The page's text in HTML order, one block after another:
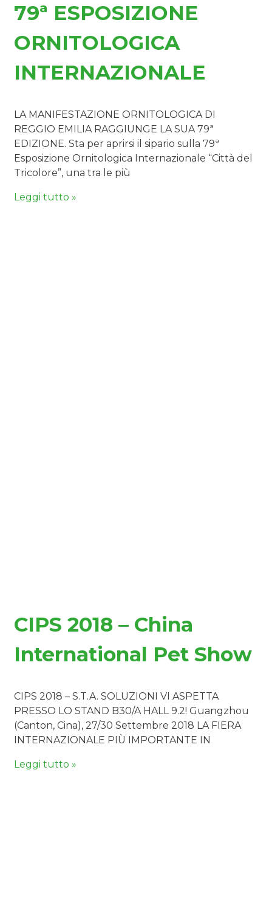
79ª ESPOSIZIONE
ORNITOLOGICA
INTERNAZIONALE
LA MANIFESTAZIONE ORNITOLOGICA DI
REGGIO EMILIA RAGGIUNGE LA SUA 79ª
EDIZIONE. Sta per aprirsi il sipario sulla 79ª
Esposizione Ornitologica Internazionale “Città del
Tricolore”, una tra le più
Leggi tutto »
CIPS 2018 – China
International Pet Show
CIPS 2018 – S.T.A. SOLUZIONI VI ASPETTA
PRESSO LO STAND B30/A HALL 9.2! Guangzhou
(Canton, Cina), 27/30 Settembre 2018 LA FIERA
INTERNAZIONALE PIÙ IMPORTANTE IN
Leggi tutto »